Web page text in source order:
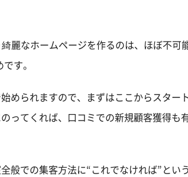
麗なホームページを作るのは、ほぼ不可
す。
められますので、まずはここからスター
ってくれば、口コミでの新規顧客獲得も
般での集客方法に“これでなければ”とい